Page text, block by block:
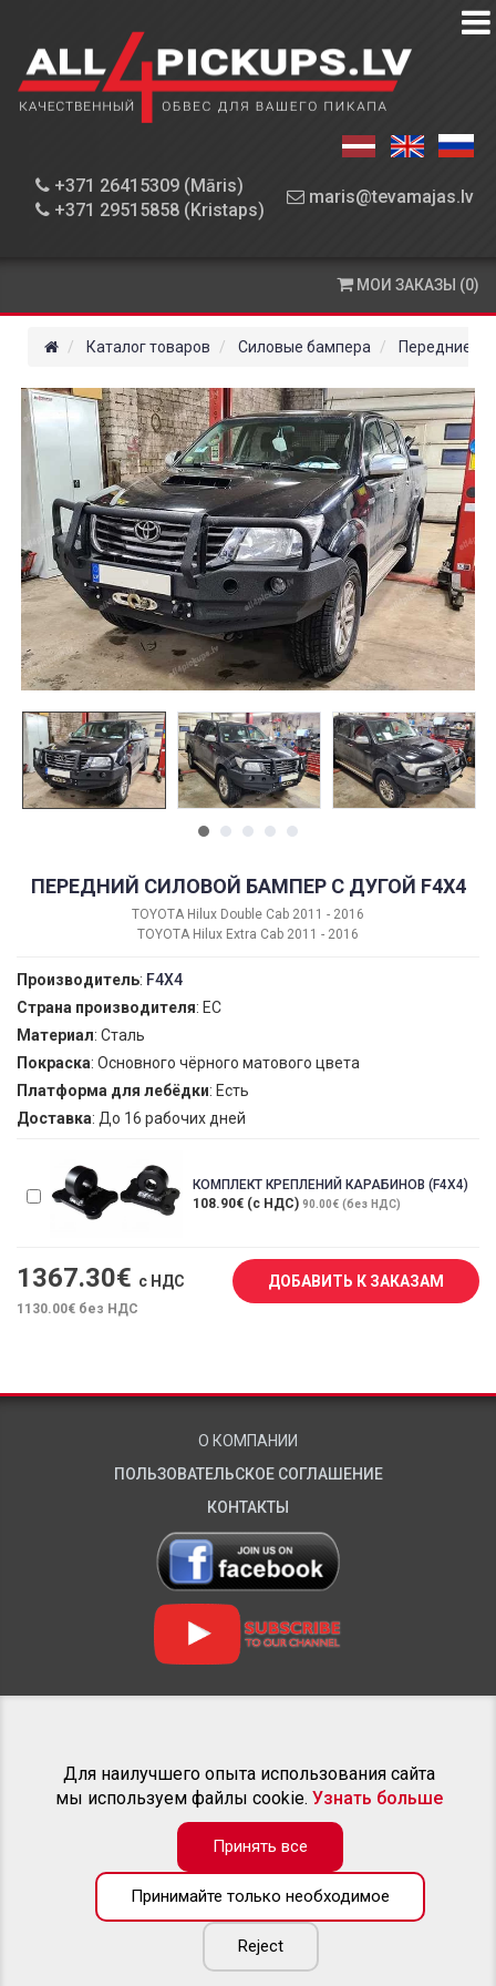
+371 26415309 (Māris)
+371 29515858 (Kristaps)
maris@tevamajas.lv
КАТАЛОГ
ТОВАРОВ
МОИ ЗАКАЗЫ (0)
Каталог товаров Силовые бампера Передние
ПЕРЕДНИЙ СИЛОВОЙ БАМПЕР С ДУГОЙ F4X4
TOYOTA Hilux Double Cab 2011 - 2016
TOYOTA Hilux Extra Cab 2011 - 2016
Производитель: F4X4
Страна производителя: ЕС
Материал: Сталь
Покраска: Основного чёрного матового цвета
Платформа для лебёдки: Есть
Доставка: До 16 рабочих дней
КОМПЛЕКТ КРЕПЛЕНИЙ КАРАБИНОВ (F4X4)
108.90€ (с НДС) 90.00€ (без НДС)
1367.30€ с НДС
1130.00€ без НДС
ДОБАВИТЬ К ЗАКАЗАМ
О КОМПАНИИ
ПОЛЬЗОВАТЕЛЬСКОЕ СОГЛАШЕНИЕ
КОНТАКТЫ
В каталоге товаров доступна только часть от предлагаемых
нами товаров. Если не можете найти желаемый обвес для
вашего пикапа - звоните, или пишите на электронную почту.
Мы всегда готовы проконсультировать и составить
индивидуальное предложение по желаемому обвесу.
Для наилучшего опыта использования сайта
мы используем файлы cookie.Узнать больше
Принять все
Принимайте только необходимое
Reject